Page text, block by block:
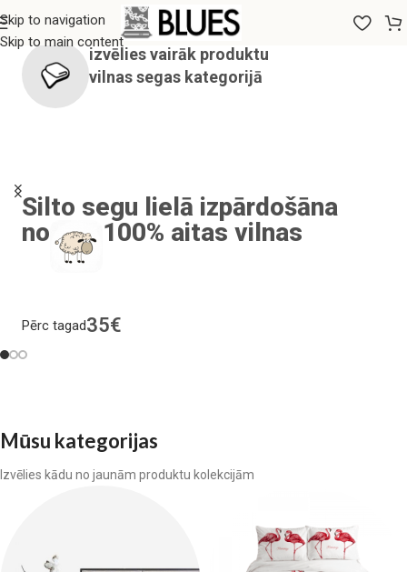
Skip to navigation
Skip to main content
izvēlies vairāk produktu
vilnas segas kategorijā
Silto segu lielā izpārdošāna
no
100% aitas vilnas
Pērc tagad35€
Mūsu kategorijas
Izvēlies kādu no jaunām produktu kolekcijām